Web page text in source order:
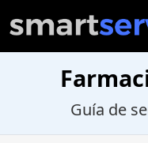
Guía de